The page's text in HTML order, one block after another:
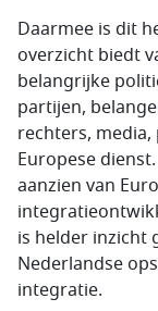
Daarmee is dit
overzicht biedt
belangrijke
partijen,
rechters,
Europese
aanzien van
is helder inzicht
Nederlandse
integratie.